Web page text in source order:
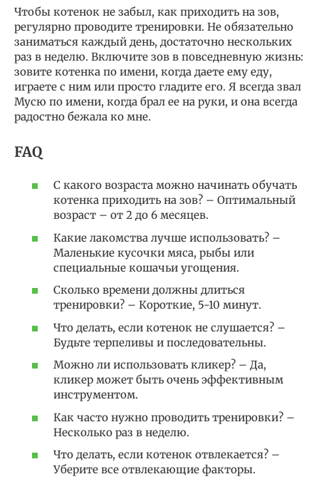
Чтобы котенок не забыл, как приходить на зов,
регулярно проводите тренировки. Не обязательно
заниматься каждый день, достаточно нескольких
раз в неделю. Включите зов в повседневную жизнь:
зовите котенка по имени, когда даете ему еду,
играете с ним или просто гладите его. Я всегда звал
Мусю по имени, когда брал ее на руки, и она всегда
радостно бежала ко мне.
FAQ
С какого возраста можно начинать обучать
котенка приходить на зов? – Оптимальный
возраст – от 2 до 6 месяцев.
Какие лакомства лучше использовать? –
Маленькие кусочки мяса, рыбы или
специальные кошачьи угощения.
Сколько времени должны длиться
тренировки? – Короткие, 5-10 минут.
Что делать, если котенок не слушается? –
Будьте терпеливы и последовательны.
Можно ли использовать кликер? – Да,
кликер может быть очень эффективным
инструментом.
Как часто нужно проводить тренировки? –
Несколько раз в неделю.
Что делать, если котенок отвлекается? –
Уберите все отвлекающие факторы.